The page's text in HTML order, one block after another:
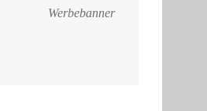
Werbebanner